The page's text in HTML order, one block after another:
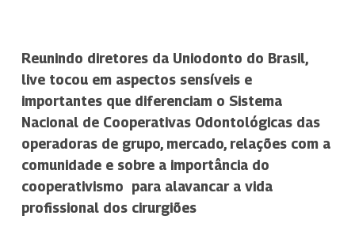
Reunindo diretores da Uniodonto do Brasil,
live tocou em aspectos sensíveis e
importantes que diferenciam o Sistema
Nacional de Cooperativas Odontológicas das
operadoras de grupo, mercado, relações com a
comunidade e sobre a importância do
cooperativismo para alavancar a vida
profissional dos cirurgiões